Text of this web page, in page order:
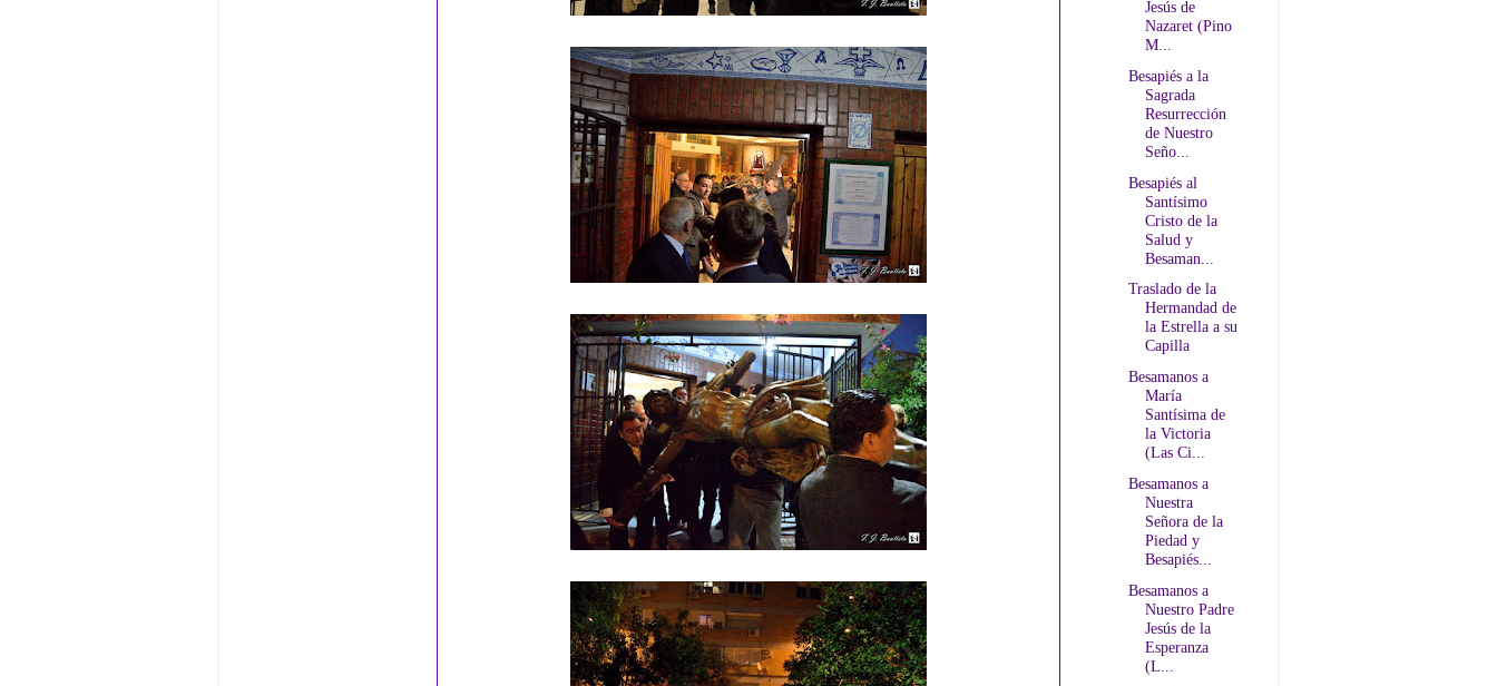
Jesús de
Nazaret (Pino
M...
Besapiés a la
Sagrada
Resurrección
de Nuestro
Seño...
Besapiés al
Santísimo
Cristo de la
Salud y
Besaman...
Traslado de la
Hermandad de
la Estrella a su
Capilla
Besamanos a
María
Santísima de
la Victoria
(Las Ci...
Besamanos a
Nuestra
Señora de la
Piedad y
Besapiés...
Besamanos a
Nuestro Padre
Jesús de la
Esperanza
(L...